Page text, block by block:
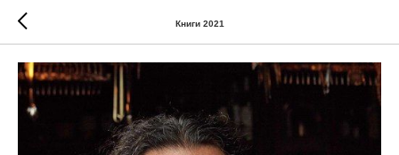
Книги 2021